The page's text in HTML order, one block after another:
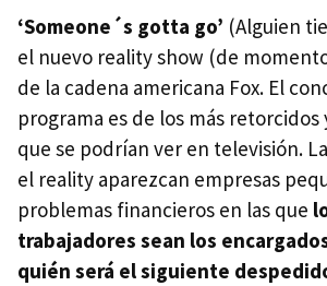
‘Someone´s gotta go’ (Alguien
el nuevo reality show (de
de la cadena americana Fox. El
programa es de los más retorcidos
que se podrían ver en televisión.
el reality aparezcan empresas
problemas financieros en las que
trabajadores sean los
quién será el siguiente